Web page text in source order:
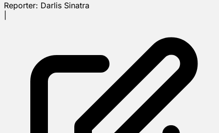
Reporter: Darlis Sinatra